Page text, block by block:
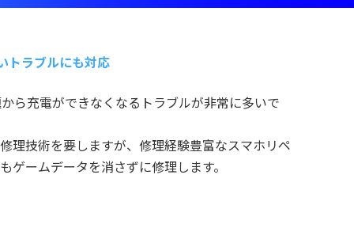
トラブルにも対応
ら充電ができなくなるトラブルが非常に多いで
理技術を要しますが、修理経験豊富なスマホリペ
ゲームデータを消さずに修理します。